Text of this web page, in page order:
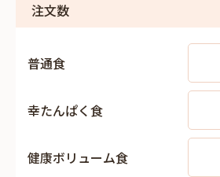
注文数
普通食
幸たんぱく食
健康ボリューム食